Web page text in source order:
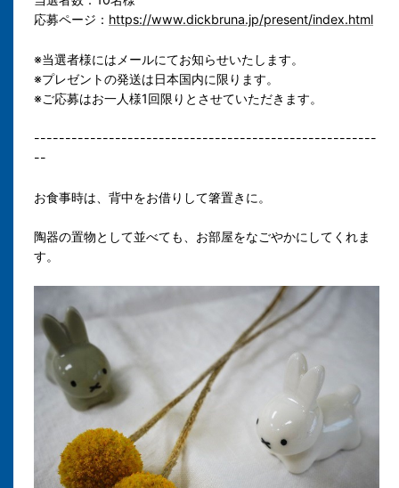
応募ページ： https://www.dickbruna.jp/present/index.html
※当選者様にはメールにてお知らせいたします。
※プレゼントの発送は日本国内に限ります。
※ご応募はお一人様1回限りとさせていただきます。
-------------------------------------------------------
--
お食事時は、背中をお借りして箸置きに。
陶器の置物として並べても、お部屋をなごやかにしてくれま
す。